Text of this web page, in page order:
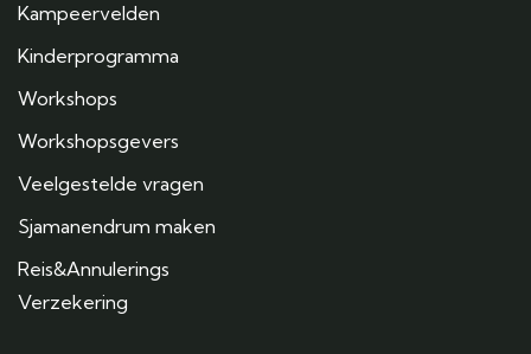
Kampeervelden
Kinderprogramma
Workshops
Workshopsgevers
Veelgestelde vragen
Sjamanendrum maken
Reis&Annulerings
Verzekering